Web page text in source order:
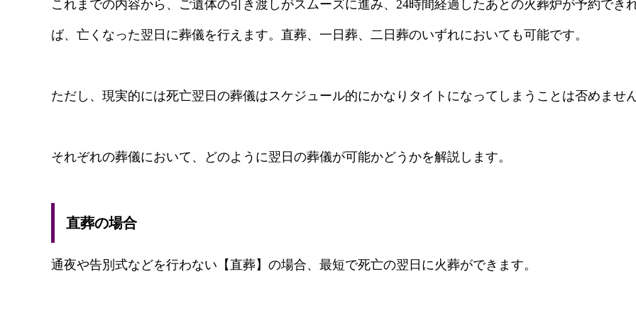
これまでの内容から、ご遺体の引き渡しがスムーズに進み、24時間経過したあとの火葬炉が予約でき
ば、亡くなった翌日に葬儀を行えます。直葬、一日葬、二日葬のいずれにおいても可能です。
ただし、現実的には死亡翌日の葬儀はスケジュール的にかなりタイトになってしまうことは否めませ
それぞれの葬儀において、どのように翌日の葬儀が可能かどうかを解説します。
直葬の場合
通夜や告別式などを行わない【直葬】の場合、最短で死亡の翌日に火葬ができます。